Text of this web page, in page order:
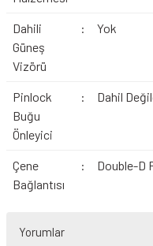
Dahili
Güneş
Vizörü
: Yok
Pinlock
Buğu
Önleyici
: Dahil
Çene
Bağlantısı
: Double-D
Yorumlar